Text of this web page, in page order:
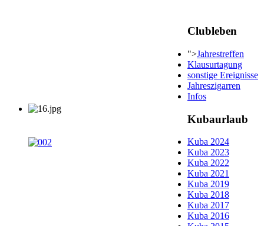
Clubleben
">Jahrestreffen
Klausurtagung
sonstige Ereignisse
Jahreszigarren
Infos
Kubaurlaub
Kuba 2024
Kuba 2023
Kuba 2022
Kuba 2021
Kuba 2019
Kuba 2018
Kuba 2017
Kuba 2016